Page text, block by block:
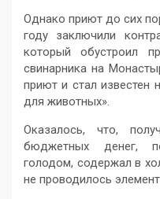
Однако приют до сих
году заключили
который обустроил
свинарника на
приют и стал известен
для животных».
Оказалось, что,
бюджетных денег,
голодом, содержал в
не проводилось